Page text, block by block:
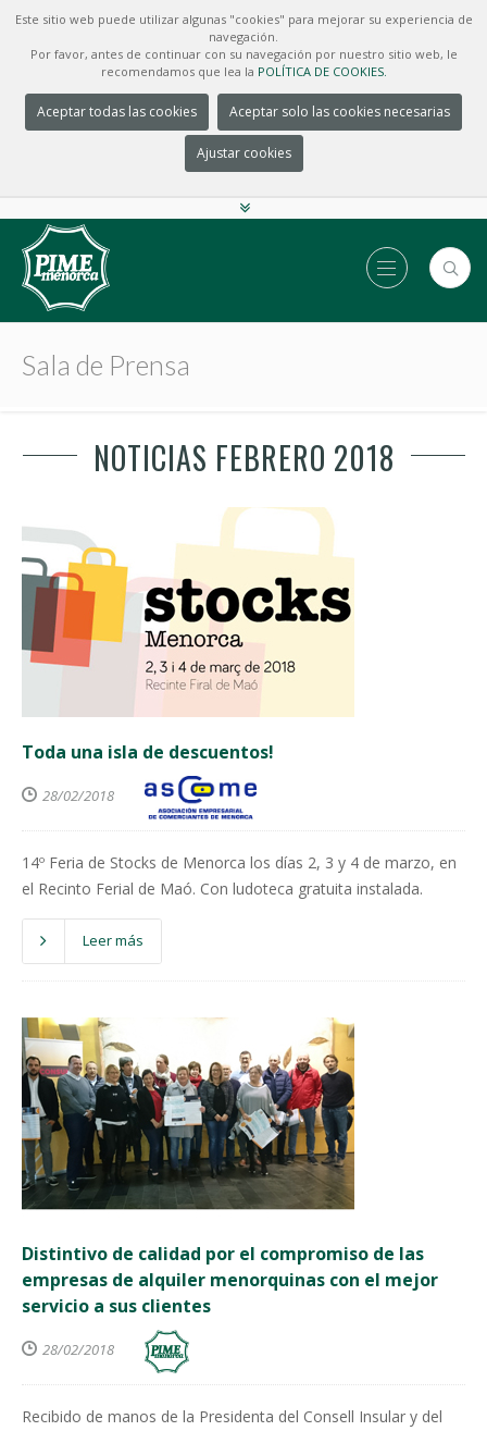
Este sitio web puede utilizar algunas "cookies" para mejorar su experiencia de
navegación.
Por favor, antes de continuar con su navegación por nuestro sitio web, le
recomendamos que lea la POLÍTICA DE COOKIES.
Aceptar todas las cookies Aceptar solo las cookies necesarias
Ajustar cookies
Sala de Prensa
NOTICIAS FEBRERO 2018
Toda una isla de descuentos!
28/02/2018
14º Feria de Stocks de Menorca los días 2, 3 y 4 de marzo, en
el Recinto Ferial de Maó. Con ludoteca gratuita instalada.
Leer más
Distintivo de calidad por el compromiso de las
empresas de alquiler menorquinas con el mejor
servicio a sus clientes
28/02/2018
Recibido de manos de la Presidenta del Consell Insular y del